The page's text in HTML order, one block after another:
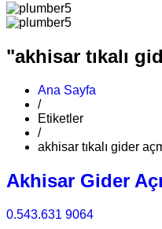
"akhisar tıkalı
Ana Sayfa
/
Etiketler
/
akhisar tıkalı gider
Akhisar Gider
0.543.631 9064